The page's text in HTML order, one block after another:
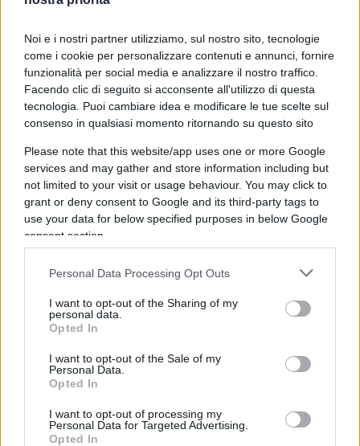
Noi e i nostri partner utilizziamo, sul nostro sito, tecnologie
come i cookie per personalizzare contenuti e annunci, fornire
funzionalità per social media e analizzare il nostro traffico.
Facendo clic di seguito si acconsente all'utilizzo di questa
tecnologia. Puoi cambiare idea e modificare le tue scelte sul
consenso in qualsiasi momento ritornando su questo sito
Please note that this website/app uses one or more Google
services and may gather and store information including but
not limited to your visit or usage behaviour. You may click to
grant or deny consent to Google and its third-party tags to
use your data for below specified purposes in below Google
consent section.
Personal Data Processing Opt Outs
I want to opt-out of the Sharing of my
personal data.
Opted In
I want to opt-out of the Sale of my
Personal Data.
Opted In
I want to opt-out of processing my
Personal Data for Targeted Advertising.
Opted In
invecchio.
Questi grillini, ci siamo chiesti in tanti, a lungo,
cosa fossero e non trovavamo risposte noi che ci
ostinavamo a cercarle nel recinto della ragione e
per creare disturbo parasovversivo. Fin da quando
sfoggiavano i dazebao da strada con i nomi e le
facce dei giornalisti da eliminare o almeno da
regolare in puro stilelottacontinuista; poi
continuavano con la trivialità dei vaffanculo, dei
“merde!” sparati a raffica dalle Taverna, dalle
veniamo a prendere a casa”, “siete morti che
camminano, avete i giorni contati”. E invece a
camminare da zombi erano loro; e invece ad
attendere una fine annunciata, l’estinzione per
erano loro. Missione compiuta, e Dio per tutti.